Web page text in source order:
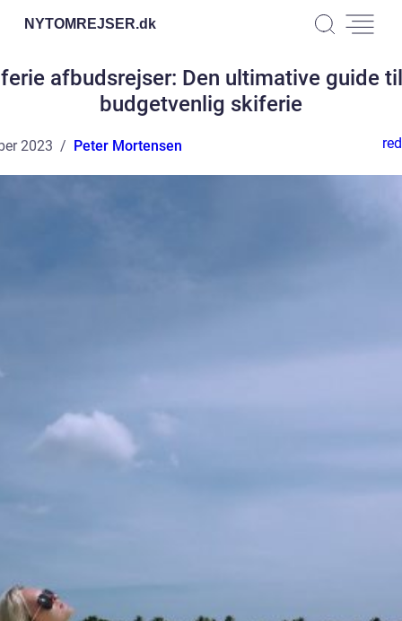
NYTOMREJSER.dk
afbudsrejser: Den ultimative guide
budgetvenlig skiferie
2023 Peter Mortensen